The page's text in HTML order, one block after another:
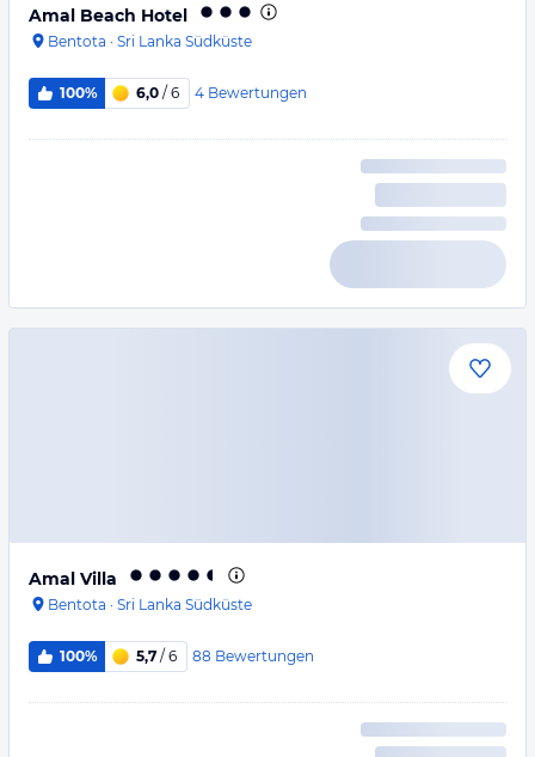
Amal Beach Hotel
Bentota · Sri Lanka Südküste
100% 6,0 / 6 4 Bewertungen
Amal Villa
Bentota · Sri Lanka Südküste
100% 5,7 / 6 88 Bewertungen